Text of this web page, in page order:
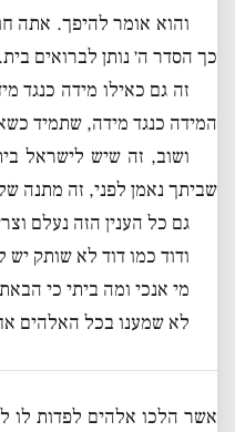
והוא אומר להיפך. אתה
כך הסדר ה׳ נותן לברואים
זה גם כאילו מידה כנגד
המידה כנגד מידה, שתמיד
ושוב, זה שיש לישראל
שביתך נאמן לפני, זה מתנה
גם כל הענין הזה נעלם
ודוד כמו דוד לא שותק
מי אנכי ומה ביתי כי
לא שמענו בכל האלהים
אשר הלכו אלהים לפדות לו